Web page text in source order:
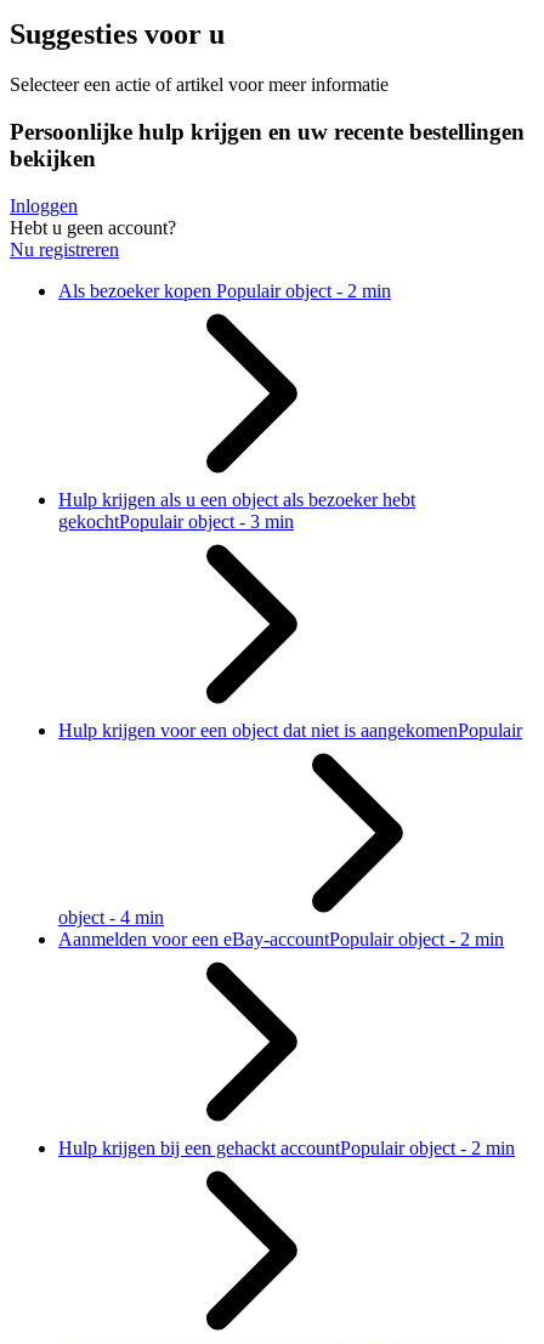
Suggesties voor u
Selecteer een actie of artikel voor meer informatie
Persoonlijke hulp krijgen en uw recente bestellingen
bekijken
Inloggen
Hebt u geen account?
Nu registreren
Als bezoeker kopen Populair object - 2 min
Hulp krijgen als u een object als bezoeker hebt
gekochtPopulair object - 3 min
Hulp krijgen voor een object dat niet is aangekomenPopulair
object - 4 min
Aanmelden voor een eBay-accountPopulair object - 2 min
Hulp krijgen bij een gehackt accountPopulair object - 2 min